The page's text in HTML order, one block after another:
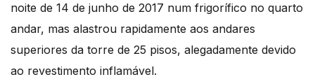
noite de 14 de junho de 2017 num frigorífico no quarto
andar, mas alastrou rapidamente aos andares
superiores da torre de 25 pisos, alegadamente devido
ao revestimento inflamável.